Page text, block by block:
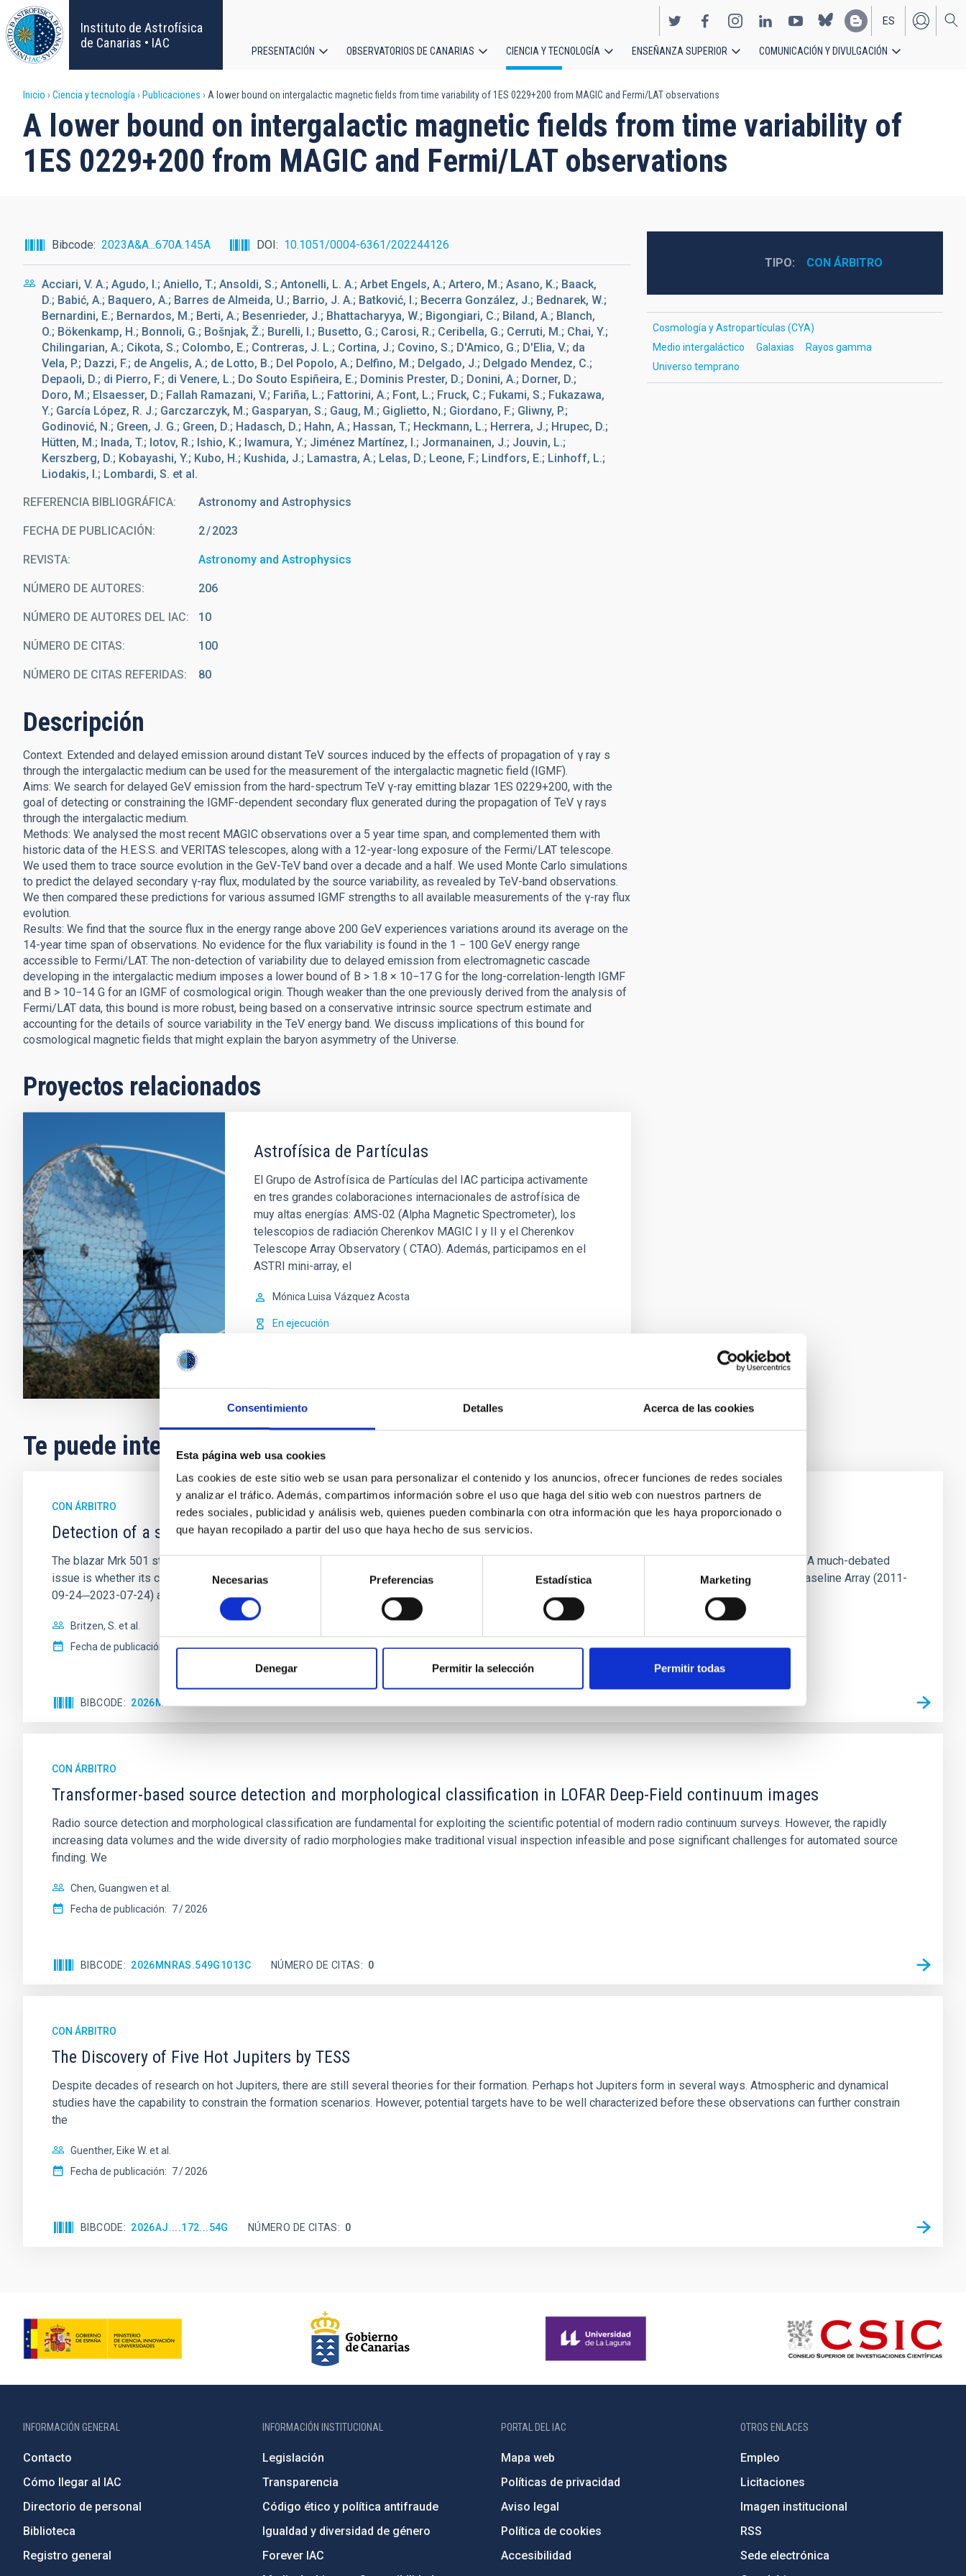
Consentimiento Detalles Acerca de las cookies
Esta página web usa cookies
Las cookies de este sitio web se usan para personalizar el contenido y los anuncios, ofrecer funciones de redes sociales
y analizar el tráfico. Además, compartimos información sobre el uso que haga del sitio web con nuestros partners de
redes sociales, publicidad y análisis web, quienes pueden combinarla con otra información que les haya proporcionado o
que hayan recopilado a partir del uso que haya hecho de sus servicios.
Selección
de
consentimiento
Necesarias Preferencias Estadística Marketing
Denegar Permitir la selección Permitir todas
Pasar
al
contenido
principal
Instituto de Astrofísica
de Canarias • IAC
EN
ES
principal
PRESENTACIÓN OBSERVATORIOS DE CANARIAS CIENCIA Y TECNOLOGÍA ENSEÑANZA SUPERIOR COMUNICACIÓN Y DIVULGACIÓN
Sobrescribir
enlaces
de
a
la
navegación
Inicio Ciencia y tecnología Publicaciones A lower bound on intergalactic magnetic fields from time variability of 1ES 0229+200 from MAGIC and Fermi/LAT observations
A lower bound on intergalactic magnetic fields from time variability of
1ES 0229+200 from MAGIC and Fermi/LAT observations
Bibcode 2023A&A...670A.145A DOI 10.1051/0004-6361/202244126
Acciari, V. A.; Agudo, I.; Aniello, T.; Ansoldi, S.; Antonelli, L. A.; Arbet Engels, A.; Artero, M.; Asano, K.; Baack,
D.; Babić, A.; Baquero, A.; Barres de Almeida, U.; Barrio, J. A.; Batković, I.; Becerra González, J.; Bednarek, W.;
Bernardini, E.; Bernardos, M.; Berti, A.; Besenrieder, J.; Bhattacharyya, W.; Bigongiari, C.; Biland, A.; Blanch,
O.; Bökenkamp, H.; Bonnoli, G.; Bošnjak, Ž.; Burelli, I.; Busetto, G.; Carosi, R.; Ceribella, G.; Cerruti, M.; Chai, Y.;
Chilingarian, A.; Cikota, S.; Colombo, E.; Contreras, J. L.; Cortina, J.; Covino, S.; D'Amico, G.; D'Elia, V.; da
Vela, P.; Dazzi, F.; de Angelis, A.; de Lotto, B.; Del Popolo, A.; Delfino, M.; Delgado, J.; Delgado Mendez, C.;
Depaoli, D.; di Pierro, F.; di Venere, L.; Do Souto Espiñeira, E.; Dominis Prester, D.; Donini, A.; Dorner, D.;
Doro, M.; Elsaesser, D.; Fallah Ramazani, V.; Fariña, L.; Fattorini, A.; Font, L.; Fruck, C.; Fukami, S.; Fukazawa,
Y.; García López, R. J.; Garczarczyk, M.; Gasparyan, S.; Gaug, M.; Giglietto, N.; Giordano, F.; Gliwny, P.;
Godinović, N.; Green, J. G.; Green, D.; Hadasch, D.; Hahn, A.; Hassan, T.; Heckmann, L.; Herrera, J.; Hrupec, D.;
Hütten, M.; Inada, T.; Iotov, R.; Ishio, K.; Iwamura, Y.; Jiménez Martínez, I.; Jormanainen, J.; Jouvin, L.;
Kerszberg, D.; Kobayashi, Y.; Kubo, H.; Kushida, J.; Lamastra, A.; Lelas, D.; Leone, F.; Lindfors, E.; Linhoff, L.;
Liodakis, I.; Lombardi, S. et al.
REFERENCIA BIBLIOGRÁFICA Astronomy and Astrophysics
FECHA DE PUBLICACIÓN: 2 2023
REVISTA Astronomy and Astrophysics
NÚMERO DE AUTORES 206
NÚMERO DE AUTORES DEL IAC 10
NÚMERO DE CITAS 100
NÚMERO DE CITAS REFERIDAS 80
Descripción
Context. Extended and delayed emission around distant TeV sources induced by the effects of propagation of γ ray s
through the intergalactic medium can be used for the measurement of the intergalactic magnetic field (IGMF).
Aims: We search for delayed GeV emission from the hard-spectrum TeV γ-ray emitting blazar 1ES 0229+200, with the
goal of detecting or constraining the IGMF-dependent secondary flux generated during the propagation of TeV γ rays
through the intergalactic medium.
Methods: We analysed the most recent MAGIC observations over a 5 year time span, and complemented them with
historic data of the H.E.S.S. and VERITAS telescopes, along with a 12-year-long exposure of the Fermi/LAT telescope.
We used them to trace source evolution in the GeV-TeV band over a decade and a half. We used Monte Carlo simulations
to predict the delayed secondary γ-ray flux, modulated by the source variability, as revealed by TeV-band observations.
We then compared these predictions for various assumed IGMF strengths to all available measurements of the γ-ray flux
evolution.
Results: We find that the source flux in the energy range above 200 GeV experiences variations around its average on the
14-year time span of observations. No evidence for the flux variability is found in the 1 − 100 GeV energy range
accessible to Fermi/LAT. The non-detection of variability due to delayed emission from electromagnetic cascade
developing in the intergalactic medium imposes a lower bound of B > 1.8 × 10−17 G for the long-correlation-length IGMF
and B > 10−14 G for an IGMF of cosmological origin. Though weaker than the one previously derived from the analysis of
Fermi/LAT data, this bound is more robust, being based on a conservative intrinsic source spectrum estimate and
accounting for the details of source variability in the TeV energy band. We discuss implications of this bound for
cosmological magnetic fields that might explain the baryon asymmetry of the Universe.
Proyectos relacionados
Astrofísica de Partículas
El Grupo de Astrofísica de Partículas del IAC participa activamente
en tres grandes colaboraciones internacionales de astrofísica de
muy altas energías: AMS-02 (Alpha Magnetic Spectrometer), los
telescopios de radiación Cherenkov MAGIC I y II y el Cherenkov
Telescope Array Observatory ( CTAO). Además, participamos en el
ASTRI mini-array, el
Mónica Luisa Vázquez Acosta
En ejecución
TIPO CON ÁRBITRO
Cosmología y Astropartículas (CYA)
Medio intergaláctico
Galaxias
Rayos gamma
Universo temprano
Te puede interesar
CON ÁRBITRO
Detection of a second jet within the nuclear core of Mrk 501
The blazar Mrk 501 still poses challenging questions for astrophysics, primarily because of the different orientations observed at pc- and kpc-scales. A much-debated
issue is whether its core harbours a supermassive binary black hole (SMBBH). We remodel and reanalyse 83 data sets observed with the Very Long Baseline Array (2011-
09-24─2023-07-24) at
Britzen, S. et al.
Fecha de publicación:
6 2026
BIBCODE 2026MNRAS.548AG291B
CON ÁRBITRO
Transformer-based source detection and morphological classification in LOFAR Deep-Field continuum images
Radio source detection and morphological classification are fundamental for exploiting the scientific potential of modern radio continuum surveys. However, the rapidly
increasing data volumes and the wide diversity of radio morphologies make traditional visual inspection infeasible and pose significant challenges for automated source
finding. We
Chen, Guangwen et al.
Fecha de publicación: 7 2026
BIBCODE 2026MNRAS.549G1013C NÚMERO DE CITAS 0
CON ÁRBITRO
The Discovery of Five Hot Jupiters by TESS
Despite decades of research on hot Jupiters, there are still several theories for their formation. Perhaps hot Jupiters form in several ways. Atmospheric and dynamical
studies have the capability to constrain the formation scenarios. However, potential targets have to be well characterized before these observations can further constrain
the
Guenther, Eike W. et al.
Fecha de publicación: 7 2026
BIBCODE 2026AJ....172...54G NÚMERO DE CITAS 0
INFORMACIÓN GENERAL
Contacto
Cómo llegar al IAC
Directorio de personal
Biblioteca
Registro general
INFORMACIÓN INSTITUCIONAL
Legislación
Transparencia
Código ético y política antifraude
Igualdad y diversidad de género
Forever IAC
PORTAL DEL IAC
Mapa web
Políticas de privacidad
Aviso legal
Política de cookies
Accesibilidad
OTROS ENLACES
Empleo
Licitaciones
Imagen institucional
RSS
Sede electrónica